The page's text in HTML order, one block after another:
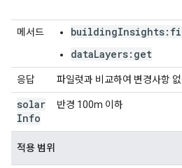
메서드
dataLayers:get
응답 파일럿과 비교하여 변경사항
solar
Info
반경 100m 이하
적용 범위